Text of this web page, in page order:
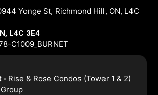
Yonge St, Richmond Hill, ON, L4C
L4C 3E4
C1009_BURNET
- Rise & Rose Condos (Tower 1 & 2)